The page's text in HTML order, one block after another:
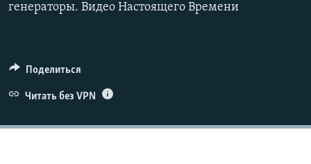
генераторы. Видео Настоящего Времени
Поделиться
Читать без VPN